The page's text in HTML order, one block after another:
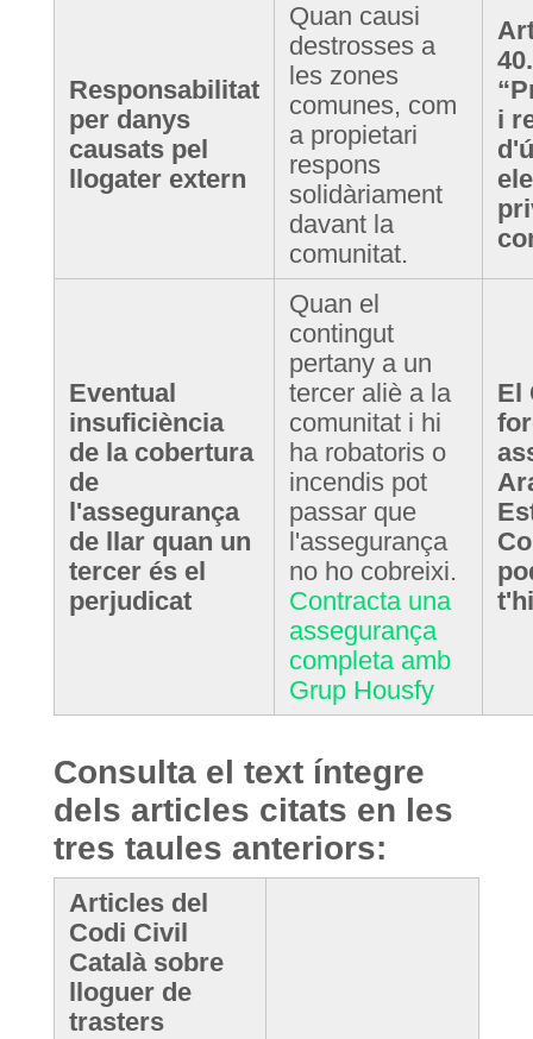
Responsabilitat
per danys
causats pel
llogater extern
Quan causi
destrosses a
les zones
comunes, com
a propietari
respons
solidàriament
davant la
comunitat.
i
Eventual
insuficiència
de la cobertura
de
l'assegurança
de llar quan un
tercer és el
perjudicat
Quan el
contingut
pertany a un
tercer aliè a la
comunitat i hi
ha robatoris o
incendis pot
passar que
l'assegurança
no ho cobreixi.
Contracta una
assegurança
completa amb
Grup Housfy
El
t'hi
Consulta el text íntegre
dels articles citats en les
tres taules anteriors:
Articles del
Codi Civil
Català sobre
lloguer de
trasters